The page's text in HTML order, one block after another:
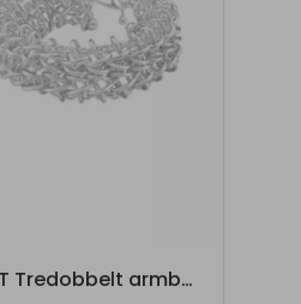
WEFT Tredobbelt armbånd